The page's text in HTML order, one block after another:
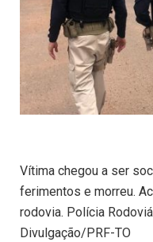
Vítima chegou a ser
ferimentos e morreu.
rodovia. Polícia
Divulgação/PRF-TO